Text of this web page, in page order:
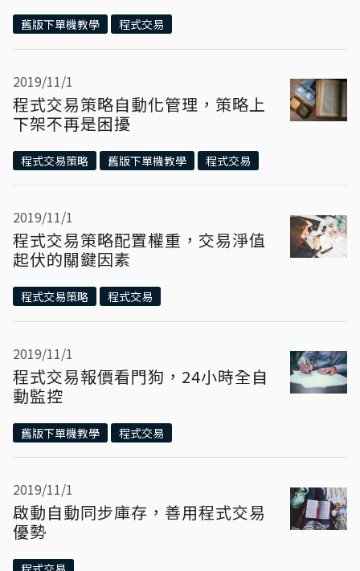
舊版下單機教學 程式交易
2019/11/1
程式交易策略自動化管理，策略上
下架不再是困擾
程式交易策略 舊版下單機教學 程式交易
2019/11/1
程式交易策略配置權重，交易淨值
起伏的關鍵因素
程式交易策略 程式交易
2019/11/1
程式交易報價看門狗，24小時全自
動監控
舊版下單機教學 程式交易
2019/11/1
啟動自動同步庫存，善用程式交易
優勢